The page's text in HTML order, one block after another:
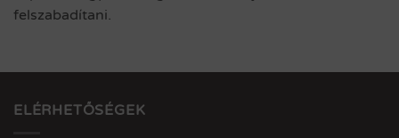
felszabadítani.
ELÉRHETŐSÉGEK